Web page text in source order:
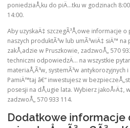
poniedziaÅ‚ku do piÄ…tku w godzinach
14:00.
Aby uzyskaÄ‡ szczegÃ³Å‚owe informacje
naszych produktÃ³w lub umÃ³wiÄ‡ siÄ™
zakÅ‚adzie w Pruszkowie, zadzwoÅ„ 570
techniczni odpowiedzÄ… na wszystkie
materiaÅ‚Ã³w, systemÃ³w
PamiÄ™taj â€“ inwestujesz w
posesji na dÅ‚ugie lata. Wybierz jakoÅ›Ä‡,
zadzwoÅ„ 570 933 114.
Dodatkowe informacje